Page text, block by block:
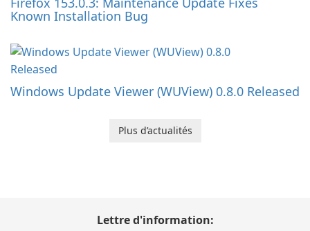
Known Installation Bug
Windows Update Viewer (WUView) 0.8.0 Released
Plus d’actualités
Lettre d'information: